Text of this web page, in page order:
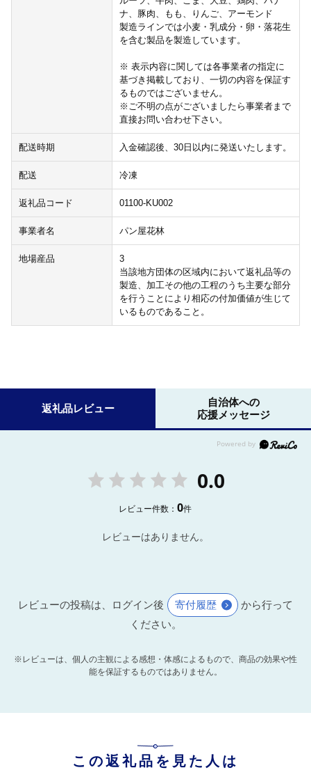
ナ、豚肉、もも、りんご、アーモンド
製造ラインでは小麦・乳成分・卵・落花生
を含む製品を製造しています。
※ 表示内容に関しては各事業者の指定に
基づき掲載しており、一切の内容を保証す
るものではございません。
※ご不明の点がございましたら事業者まで
直接お問い合わせ下さい。
配送時期 入金確認後、30日以内に発送いたします。
配送 冷凍
返礼品コード 01100-KU002
事業者名 パン屋花林
地場産品
3
当該地方団体の区域内において返礼品等の
製造、加工その他の工程のうち主要な部分
を行うことにより相応の付加価値が生じて
いるものであること。
返礼品レビュー
自治体への
応援メッセージ
0.0
レビュー件数：0件
レビューはありません。
レビューの投稿は、ログイン後 寄付履歴
から行って
ください。
※レビューは、個人の主観による感想・体感によるもので、商品の効果や性
能を保証するものではありません。
この返礼品を見た人は